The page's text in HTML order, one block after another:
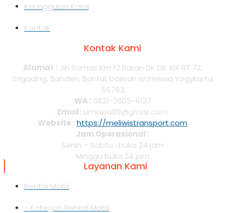
Keunggulan Kami
Kontak
Kontak Kami
Alamat : Jln Samas Km 12 Baran DK DK XIX RT 72,
Srigading, Sanden, Bantul, Daerah Istimewa Yogykarta
55763
WA : 0821-3605-6127
Email: umiroro89@gmail.com
Website : https://meliwistransport.com
Jam Operasional :
Senin – Sabtu : buka 24 jam
Minggu buka 24 jam
Layanan Kami
Rental Mobil
- Kategori Rental Mobil